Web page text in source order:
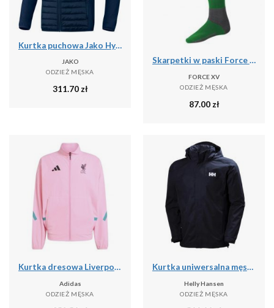
Kurtka puchowa Jako Hybride Corporate
JAKO
ODZIEŻ MĘSKA
311.70zł
Skarpetki w paski Force XV
FORCE XV
ODZIEŻ MĘSKA
87.00 zł
Kurtka dresowa Liverpool FC ZN.E. 2025/26
Adidas
ODZIEŻ MĘSKA
Kurtka uniwersalna męska Helly Hansen Dubliner Jacket
Helly Hansen
ODZIEŻ MĘSKA